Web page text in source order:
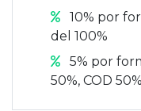
10% por
del 100%
5% por
50%, COD 50%